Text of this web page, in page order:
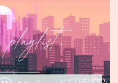
お問い合わせ